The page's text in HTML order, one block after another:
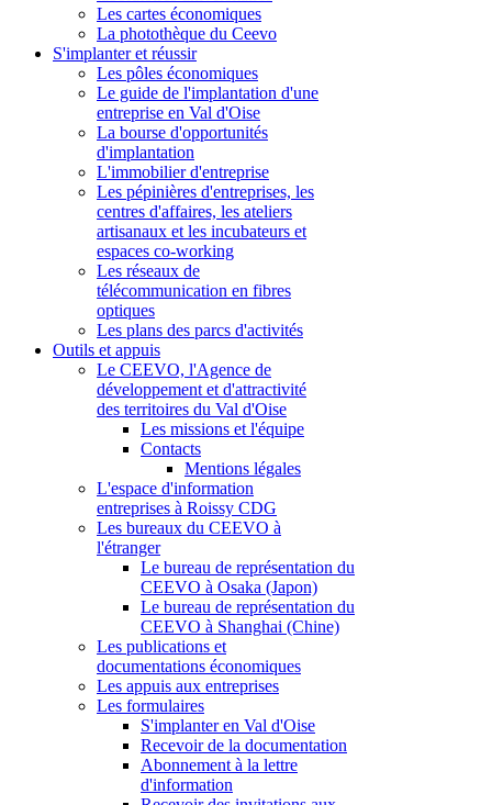
Les cartes économiques
La photothèque du Ceevo
S'implanter et réussir
Les pôles économiques
Le guide de l'implantation d'une
entreprise en Val d'Oise
La bourse d'opportunités
d'implantation
L'immobilier d'entreprise
Les pépinières d'entreprises, les
centres d'affaires, les ateliers
artisanaux et les incubateurs et
espaces co-working
Les réseaux de
télécommunication en fibres
optiques
Les plans des parcs d'activités
Outils et appuis
Le CEEVO, l'Agence de
développement et d'attractivité
des territoires du Val d'Oise
Les missions et l'équipe
Contacts
Mentions légales
L'espace d'information
entreprises à Roissy CDG
Les bureaux du CEEVO à
l'étranger
Le bureau de représentation du
CEEVO à Osaka (Japon)
Le bureau de représentation du
CEEVO à Shanghai (Chine)
Les publications et
documentations économiques
Les appuis aux entreprises
Les formulaires
S'implanter en Val d'Oise
Recevoir de la documentation
Abonnement à la lettre
d'information